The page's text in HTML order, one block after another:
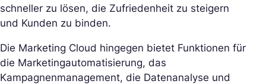
schneller zu lösen, die Zufriedenheit zu steigern
und Kunden zu binden.
Die Marketing Cloud hingegen bietet Funktionen für
die Marketingautomatisierung, das
Kampagnenmanagement, die Datenanalyse und